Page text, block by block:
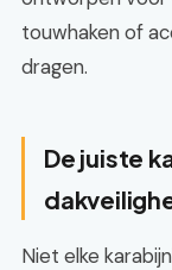
touwhaken of
dragen.
De juiste
Niet elke